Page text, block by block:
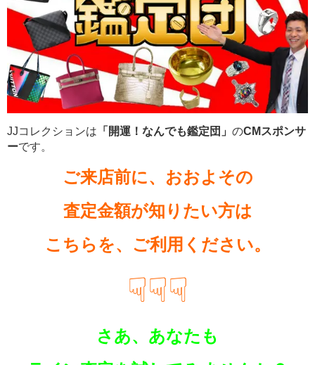
JJコレクションは 「開運！なんでも鑑定団」 のCMスポンサ
ーです。
ご来店前に、おおよその
査定金額が知りたい方は
こちらを、ご利用ください。
☟☟☟
さあ、あなたも